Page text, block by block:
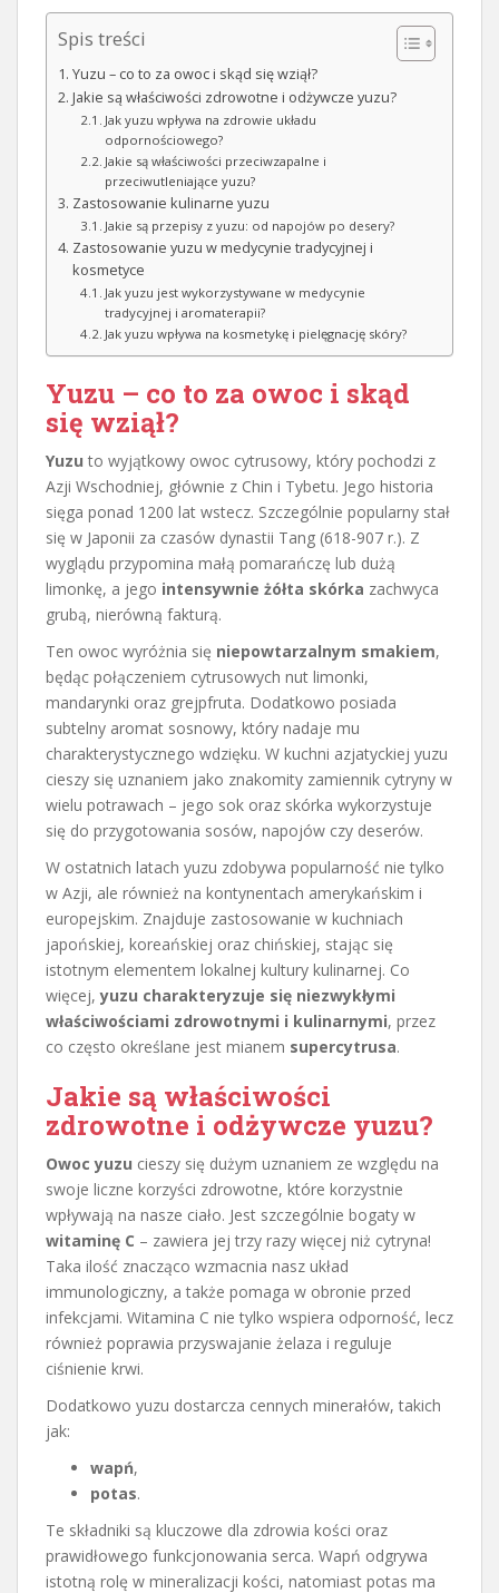
Spis treści
Yuzu – co to za owoc i skąd się wziął?
Jakie są właściwości zdrowotne i odżywcze yuzu?
Jak yuzu wpływa na zdrowie układu
odpornościowego?
Jakie są właściwości przeciwzapalne i
przeciwutleniające yuzu?
Zastosowanie kulinarne yuzu
Jakie są przepisy z yuzu: od napojów po desery?
Zastosowanie yuzu w medycynie tradycyjnej i
kosmetyce
Jak yuzu jest wykorzystywane w medycynie
tradycyjnej i aromaterapii?
Jak yuzu wpływa na kosmetykę i pielęgnację skóry?
Yuzu – co to za owoc i skąd
się wziął?
Yuzu to wyjątkowy owoc cytrusowy, który pochodzi z
Azji Wschodniej, głównie z Chin i Tybetu. Jego historia
sięga ponad 1200 lat wstecz. Szczególnie popularny stał
się w Japonii za czasów dynastii Tang (618-907 r.). Z
wyglądu przypomina małą pomarańczę lub dużą
limonkę, a jego intensywnie żółta skórka zachwyca
grubą, nierówną fakturą.
Ten owoc wyróżnia się niepowtarzalnym smakiem,
będąc połączeniem cytrusowych nut limonki,
mandarynki oraz grejpfruta. Dodatkowo posiada
subtelny aromat sosnowy, który nadaje mu
charakterystycznego wdzięku. W kuchni azjatyckiej yuzu
cieszy się uznaniem jako znakomity zamiennik cytryny w
wielu potrawach – jego sok oraz skórka wykorzystuje
się do przygotowania sosów, napojów czy deserów.
W ostatnich latach yuzu zdobywa popularność nie tylko
w Azji, ale również na kontynentach amerykańskim i
europejskim. Znajduje zastosowanie w kuchniach
japońskiej, koreańskiej oraz chińskiej, stając się
istotnym elementem lokalnej kultury kulinarnej. Co
więcej,yuzu charakteryzuje się niezwykłymi
właściwościami zdrowotnymi i kulinarnymi, przez
co często określane jest mianem supercytrusa.
Jakie są właściwości
zdrowotne i odżywcze yuzu?
Owoc yuzu cieszy się dużym uznaniem ze względu na
swoje liczne korzyści zdrowotne, które korzystnie
wpływają na nasze ciało. Jest szczególnie bogaty w
witaminę C – zawiera jej trzy razy więcej niż cytryna!
Taka ilość znacząco wzmacnia nasz układ
immunologiczny, a także pomaga w obronie przed
infekcjami. Witamina C nie tylko wspiera odporność, lecz
również poprawia przyswajanie żelaza i reguluje
ciśnienie krwi.
Dodatkowo yuzu dostarcza cennych minerałów, takich
jak:
wapń,
potas.
Te składniki są kluczowe dla zdrowia kości oraz
prawidłowego funkcjonowania serca. Wapń odgrywa
istotną rolę w mineralizacji kości, natomiast potas ma